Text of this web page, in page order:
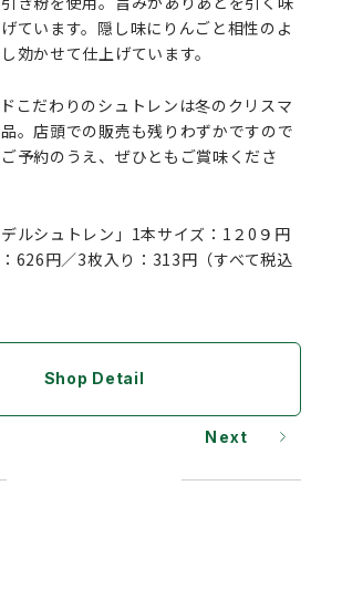
ています。隠し味にりんごと相性のよ
効かせて仕上げています。
こだわりのシュトレンは冬のクリスマ
。店頭での販売も残りわずかですので
予約のうえ、ぜひともご賞味くださ
デルシュトレン」1本サイズ：1２0９円
626円／3枚入り：313円（すべて税込
Shop Detail
Next